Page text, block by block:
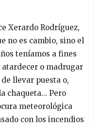
Xerardo Rodríguez,
no es cambio, sino el
teníamos a fines
o madrugar
llevar puesta o,
chaqueta... Pero
meteorológica
con los incendios